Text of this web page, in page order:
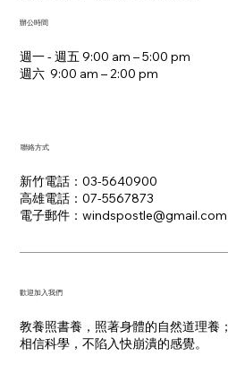
週一 - 週五 9:00 am – 5:00 pm
週六 9:00 am – 2:00 pm​
辦公時間
新竹電話：03-5640900
高雄電話：07-5567873
電子郵件：​windspostle@gmail.com
聯絡方式
​歡迎加入我們
教養照書養，照著身體的自然道理養；
​相信科學，不陷入快崩潰的感覺。